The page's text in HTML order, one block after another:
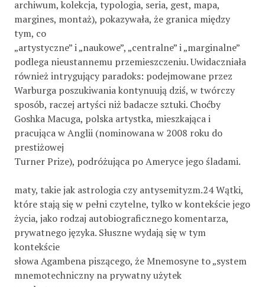
archiwum, kolekcja, typologia, seria, gest, mapa,
margines, montaż), pokazywała, że granica między
tym, co
„artystyczne” i „naukowe”, „centralne” i „marginalne”
podlega nieustannemu przemieszczeniu. Uwidaczniała
również intrygujący paradoks: podejmowane przez
Warburga poszukiwania kontynuują dziś, w twórczy
sposób, raczej artyści niż badacze sztuki. Choćby
Goshka Macuga, polska artystka, mieszkająca i
pracująca w Anglii (nominowana w 2008 roku do
prestiżowej
Turner Prize), podróżująca po Ameryce jego śladami.
maty, takie jak astrologia czy antysemityzm.24 Wątki,
które stają się w pełni czytelne, tylko w kontekście jego
życia, jako rodzaj autobiograficznego komentarza,
prywatnego języka. Słuszne wydają się w tym
kontekście
słowa Agambena piszącego, że Mnemosyne to „system
mnemotechniczny na prywatny użytek